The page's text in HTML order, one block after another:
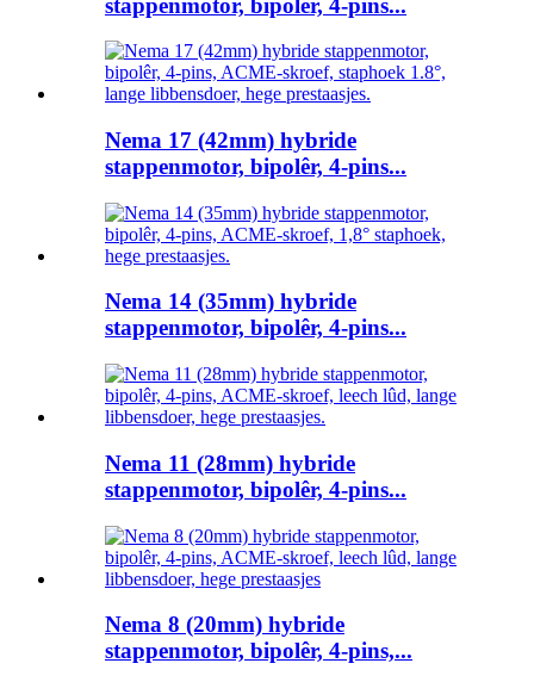
Nema 17 (42mm) hybride
stappenmotor, bipolêr, 4-pins...
Nema 14 (35mm) hybride
stappenmotor, bipolêr, 4-pins...
Nema 11 (28mm) hybride
stappenmotor, bipolêr, 4-pins...
Nema 8 (20mm) hybride
stappenmotor, bipolêr, 4-pins,...